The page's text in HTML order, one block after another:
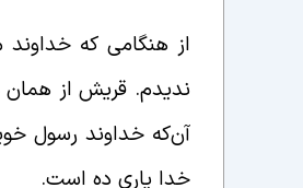
از هنگامی که
ندیدم. قریش از همان
آن‌که خداوند رسول
خدا یاری ده است.